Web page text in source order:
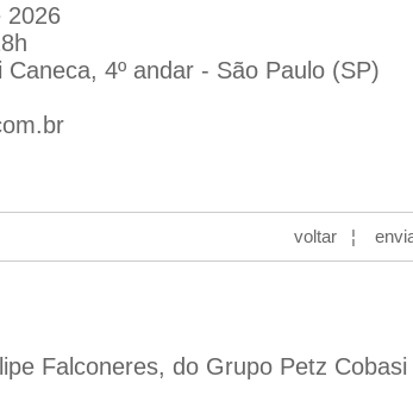
2026
4º andar - São Paulo (SP)
voltar ¦
Falconeres, do Grupo Petz